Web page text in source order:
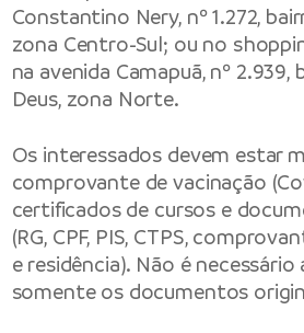
Constantino Nery, nº 1.272,
zona Centro-Sul; ou no
na avenida Camapuã, nº 2.939,
Deus, zona Norte.
Os interessados devem estar
comprovante de vacinação
certificados de cursos e
(RG, CPF, PIS, CTPS,
e residência). Não é
somente os documentos